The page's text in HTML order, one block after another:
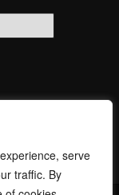
serve
traffic. By